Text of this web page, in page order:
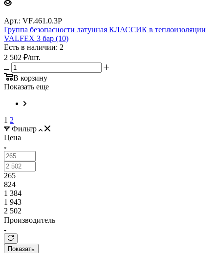
Арт.: VF.461.0.3P
Группа безопасности латунная КЛАССИК в теплоизоляции
VALFEX 3 бар (10)
Есть в наличии: 2
2 502 ₽/шт.
В корзину
Показать еще
1 2
Фильтр
Цена
265
824
1 384
1 943
2 502
Производитель
Показать